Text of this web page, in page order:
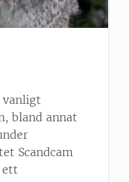
bland annat
Scandcam
ett